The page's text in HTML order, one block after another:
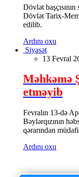
Dövlət
Dövlət Tarix-
edilib.
Ardını oxu
Siyasət
13 Fevral
Məhkəmə
etməyib
Fevralın 13-də
Bəylərqızının
qərarından
Ardını oxu